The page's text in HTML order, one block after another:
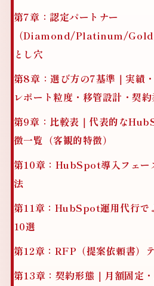
第7章：認定パートナー
（Diamond/Platinum/
とし穴
第8章：選び方の7基準｜実績
レポート粒度・移管設計・契
第9章：比較表｜代表的な
徴一覧（客観的特徴）
第10章：HubSpot導入フェー
法
第11章：HubSpot運用代行で
10選
第12章：RFP（提案依頼書）
第13章：契約形態｜月額固定